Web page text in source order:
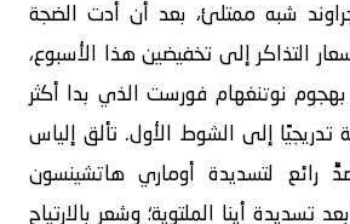
شبه ممتلئ، بعد أن أدت الضجة
التذاكر إلى تخفيضين هذا الأسبوع،
نوتنغهام فورست الذي بدا أكثر
تدريجيًا إلى الشوط الأول. تألق إلياس
رائع لتسديدة أوماري هاتشينسون
تسديدة أينا الملتوية؛ وشعر بالارتياح